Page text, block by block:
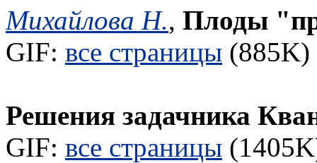
Михайлова Н., Плоды
GIF: все страницы
Решения задачника
GIF: все страницы